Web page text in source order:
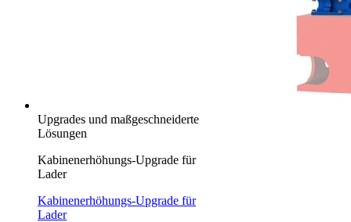
Upgrades und maßgeschneiderte
Lösungen
Kabinenerhöhungs-Upgrade für
Lader
Kabinenerhöhungs-Upgrade für
Lader